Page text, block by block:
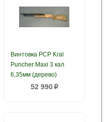
Винтовка PCP Kral
Puncher Maxi 3 кал
6,35мм (дерево)
52 990p